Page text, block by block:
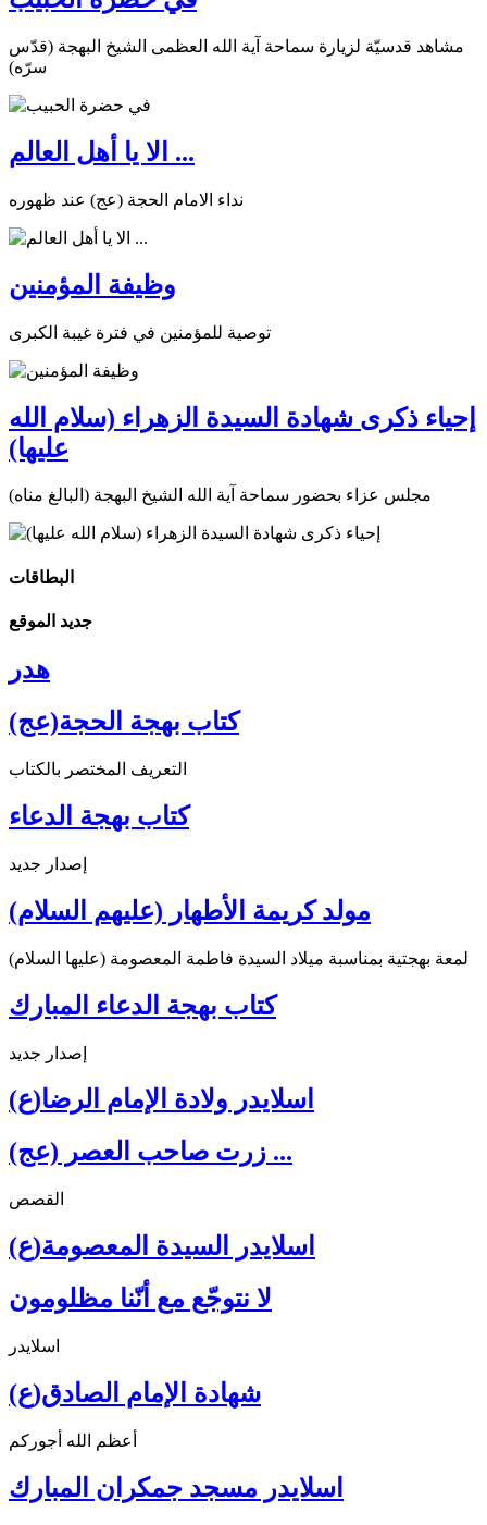
مشاهد قدسيّة لزيارة سماحة آية الله العظمى الشيخ البهجة (قدّس
سرّه)
الا يا أهل العالم ...
نداء الامام الحجة (عج) عند ظهوره
وظيفة المؤمنين
توصية للمؤمنين في فترة غيبة الكبرى
إحياء ذكرى شهادة السيدة الزهراء (سلام الله
عليها)
مجلس عزاء بحضور سماحة آية الله الشيخ البهجة (البالغ مناه)
البطاقات
جديد الموقع
هدر
كتاب بهجة الحجة(عج)
التعريف المختصر بالكتاب
كتاب بهجة الدعاء
إصدار جديد
مولد كريمة الأطهار (عليهم السلام)
لمعة بهجتية بمناسبة ميلاد السيدة فاطمة المعصومة (عليها السلام)
كتاب بهجة الدعاء المبارك
إصدار جديد
اسلايدر ولادة الإمام الرضا(ع)
زرت صاحب العصر (عج) ...
القصص
اسلايدر السيدة المعصومة(ع)
لا نتوجّع مع أنّنا مظلومون
اسلايدر
شهادة الإمام الصادق(ع)
أعظم الله أجوركم
اسلايدر مسجد جمكران المبارك